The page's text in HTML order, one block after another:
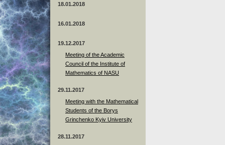
18.01.2018
16.01.2018
19.12.2017
Meeting of the Academic
Council of the Institute of
Mathematics of NASU
29.11.2017
Meeting with the Mathematical
Students of the Borys
Grinchenko Kyiv University
28.11.2017